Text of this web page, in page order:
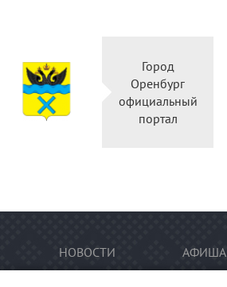
Город
Оренбург
официальный
портал
НОВОСТИ АФИША